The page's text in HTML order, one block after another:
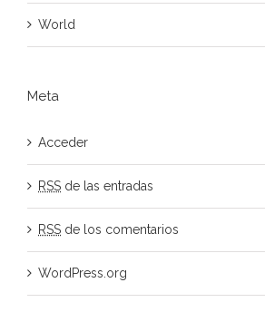
World
Meta
Acceder
RSS de las entradas
RSS de los comentarios
WordPress.org